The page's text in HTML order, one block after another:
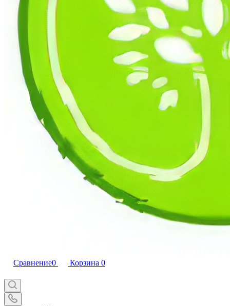
Сравнение0 Корзина 0